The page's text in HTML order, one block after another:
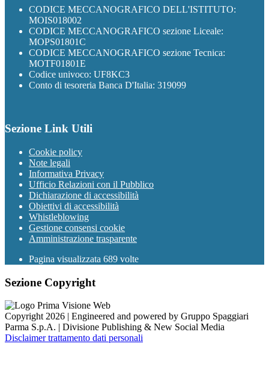
CODICE MECCANOGRAFICO DELL'ISTITUTO:
MOIS018002
CODICE MECCANOGRAFICO sezione Liceale:
MOPS01801C
CODICE MECCANOGRAFICO sezione Tecnica:
MOTF01801E
Codice univoco: UF8KC3
Conto di tesoreria Banca D'Italia: 319099
Sezione Link Utili
Cookie policy
Note legali
Informativa Privacy
Ufficio Relazioni con il Pubblico
Dichiarazione di accessibilità
Obiettivi di accessibilità
Whistleblowing
Gestione consensi cookie
Amministrazione trasparente
Pagina visualizzata 689 volte
Sezione Copyright
Copyright 2026 | Engineered and powered by Gruppo Spaggiari
Parma S.p.A. | Divisione Publishing & New Social Media
Disclaimer trattamento dati personali